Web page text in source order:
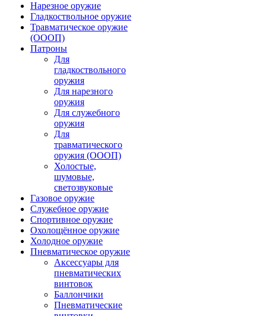
Нарезное оружие
Гладкоствольное оружие
Травматическое оружие
(ОООП)
Патроны
Для
гладкоствольного
оружия
Для нарезного
оружия
Для служебного
оружия
Для
травматического
оружия (ОООП)
Холостые,
шумовые,
светозвуковые
Газовое оружие
Служебное оружие
Спортивное оружие
Охолощённое оружие
Холодное оружие
Пневматическое оружие
Аксессуары для
пневматических
винтовок
Баллончики
Пневматические